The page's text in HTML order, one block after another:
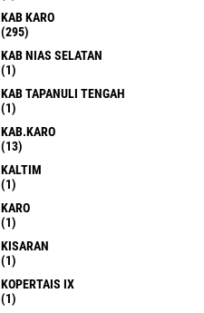
KAB KARO
(295)
KAB NIAS SELATAN
(1)
KAB TAPANULI TENGAH
(1)
KAB.KARO
(13)
KALTIM
(1)
KARO
(1)
KISARAN
(1)
KOPERTAIS IX
(1)